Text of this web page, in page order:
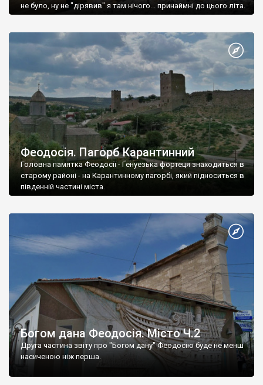
не було, ну не "дірявив" я там нічого... принаймні до цього літа.
Феодосія. Пагорб Карантинний
Головна памятка Феодосії - Генуезька фортеця знаходиться в
старому районі - на Карантинному пагорбі, який підноситься в
південній частині міста.
Богом дана Феодосія. Місто Ч.2
Друга частина звіту про "Богом дану" Феодосію буде не менш
насиченою ніж перша.